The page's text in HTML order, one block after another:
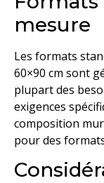
mesure
Les formats
60×90 cm sont
plupart des
exigences
composition
pour des